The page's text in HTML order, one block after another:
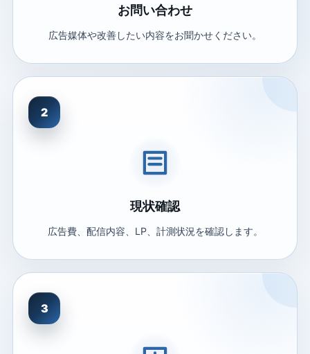
お問い合わせ
広告媒体や改善したい内容をお聞かせください。
2
現状確認
広告費、配信内容、LP、計測状況を確認します。
3